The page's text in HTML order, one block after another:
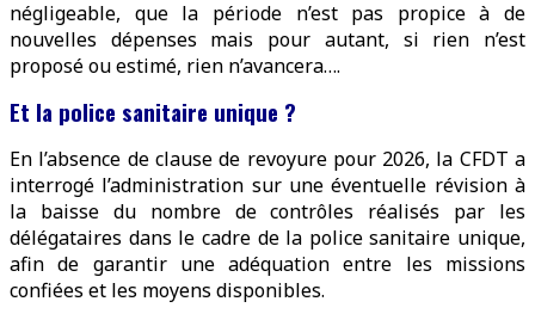
négligeable, que la période n’est pas propice à de
nouvelles dépenses mais pour autant, si rien n’est
proposé ou estimé, rien n’avancera….
Et la police sanitaire unique ?
En l’absence de clause de revoyure pour 2026, la CFDT a
interrogé l’administration sur une éventuelle révision à
la baisse du nombre de contrôles réalisés par les
délégataires dans le cadre de la police sanitaire unique,
afin de garantir une adéquation entre les missions
confiées et les moyens disponibles.